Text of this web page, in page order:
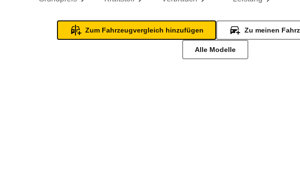
Zum Fahrzeugvergleich hinzufügen Zu meinen
Alle Modelle